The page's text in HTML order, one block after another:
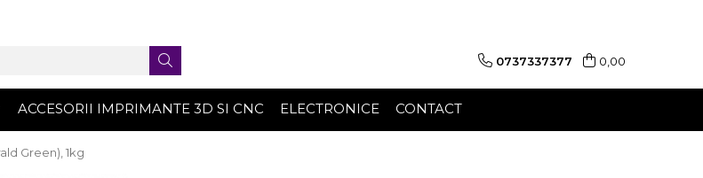
0737337377 0,00
ACCESORII IMPRIMANTE 3D SI CNC ELECTRONICE CONTACT
Green), 1kg